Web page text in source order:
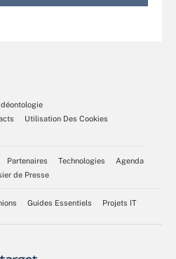
Utilisation Des Cookies
Partenaires Technologies
Agenda
de Presse
Guides Essentiels Projets IT